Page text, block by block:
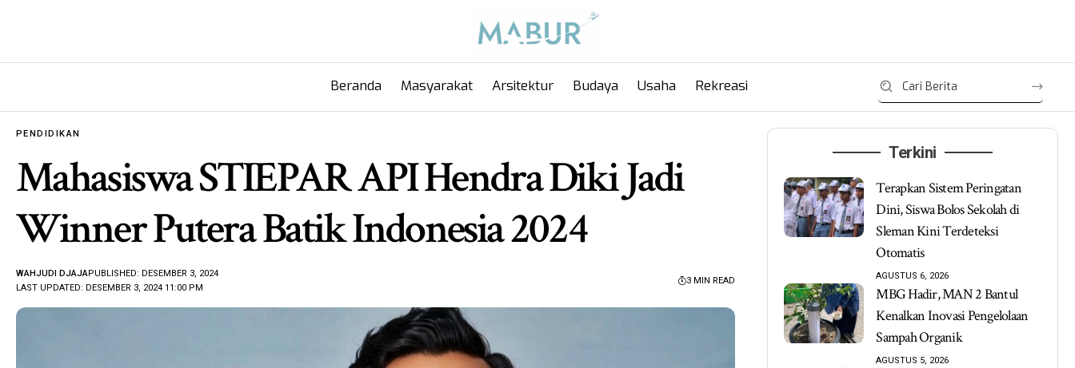
Beranda Masyarakat Arsitektur Budaya Usaha Rekreasi
PENDIDIKAN
Mahasiswa STIEPAR API Hendra Diki Jadi
Winner Putera Batik Indonesia 2024
LAST UPDATED: DESEMBER 3, 2024 11:00 PM
WAHJUDI DJAJAPUBLISHED: DESEMBER 3, 2024
3 MIN READ
Terkini
Terapkan Sistem Peringatan
Dini, Siswa Bolos Sekolah di
Sleman Kini Terdeteksi
Otomatis
AGUSTUS 6, 2026
MBG Hadir, MAN 2 Bantul
Kenalkan Inovasi Pengelolaan
Sampah Organik
AGUSTUS 5, 2026